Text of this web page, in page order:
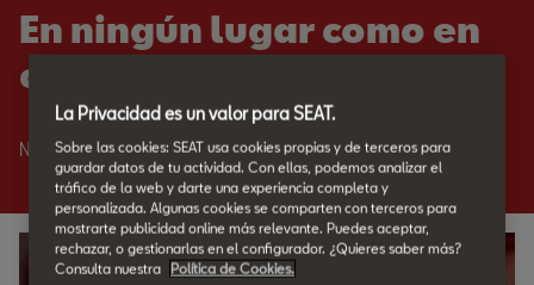
En ningún lugar como en
casa.
Nadie como SEAT para cuidar de tu SEAT.
La Privacidad es un valor para SEAT.
Sobre las cookies: SEAT usa cookies propias y de terceros para
guardar datos de tu actividad. Con ellas, podemos analizar el
tráfico de la web y darte una experiencia completa y
personalizada. Algunas cookies se comparten con terceros para
mostrarte publicidad online más relevante. Puedes aceptar,
rechazar, o gestionarlas en el configurador. ¿Quieres saber más?
Consulta nuestra
Política de Cookies.